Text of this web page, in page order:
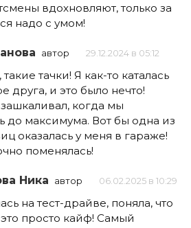
вдохновляют, только за
надо с умом!
автор 29.12.2024 в 05:12
тачки! Я как-то каталась
друга, и это было нечто!
когда мы
до максимума. Вот бы одна из
оказалась у меня в гараже!
поменялась!
Ника автор 06.02.2025 в 10:29
на тест-драйве, поняла, что
просто кайф! Самый